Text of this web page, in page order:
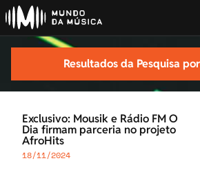
Resultados da Pesquisa
Exclusivo: Mousik e Rádio FM O
Dia firmam parceria no projeto
AfroHits
18/11/2024